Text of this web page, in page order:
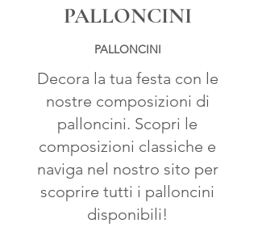
PALLONCINI
PALLONCINI
Decora la tua festa con le
nostre composizioni di
palloncini. Scopri le
composizioni classiche e
naviga nel nostro sito per
scoprire tutti i palloncini
disponibili!